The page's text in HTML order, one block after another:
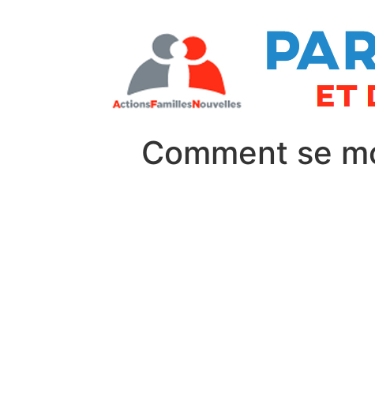
Comment se